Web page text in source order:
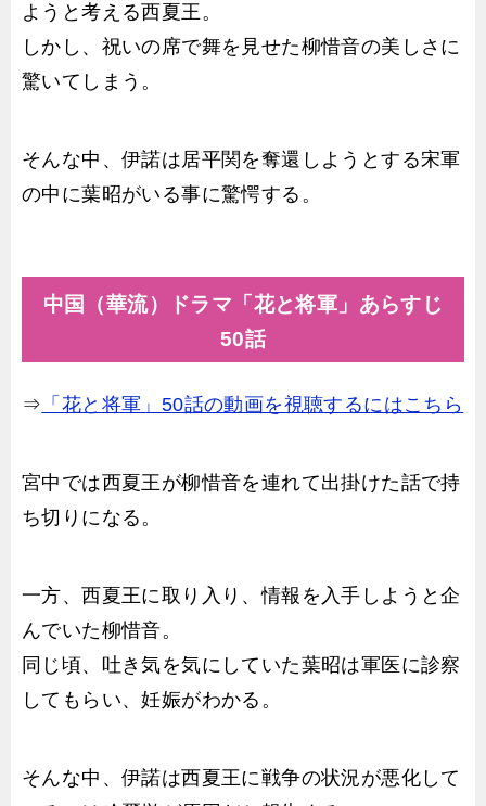
ようと考える西夏王。
しかし、祝いの席で舞を見せた柳惜音の美しさに
驚いてしまう。
そんな中、伊諾は居平関を奪還しようとする宋軍
の中に葉昭がいる事に驚愕する。
中国（華流）ドラマ「花と将軍」あらすじ
50話
⇒ 「花と将軍」50話の動画を視聴するにはこちら
宮中では西夏王が柳惜音を連れて出掛けた話で持
ち切りになる。
一方、西夏王に取り入り、情報を入手しようと企
んでいた柳惜音。
同じ頃、吐き気を気にしていた葉昭は軍医に診察
してもらい、妊娠がわかる。
そんな中、伊諾は西夏王に戦争の状況が悪化して